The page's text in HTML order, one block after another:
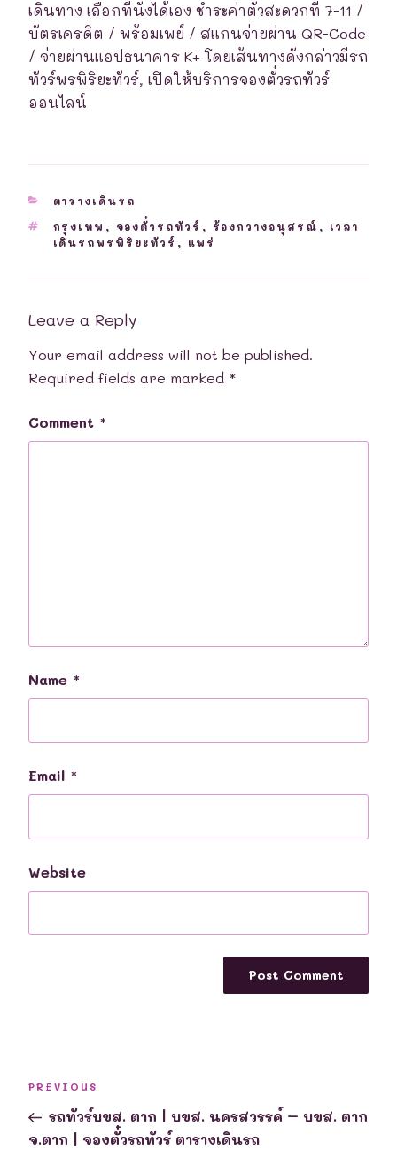
เดินทาง เลือกที่นั่งได้เอง ชำระค่าตั๋วสะดวกที่ 7-11 /
บัตรเครดิต / พร้อมเพย์ / สแกนจ่ายผ่าน QR-Code
/ จ่ายผ่านแอปธนาคาร K+ โดยเส้นทางดังกล่าวมีรถ
ทัวร์พรพิริยะทัวร์, เปิดให้บริการจองตั๋วรถทัวร์
ออนไลน์
CATEGORIES
ตารางเดินรถ
TAGS
กรุงเทพ , จองตั๋วรถทัวร์ , ร้องกวางอนุสรณ์ , เวลา
เดินรถพรพิริยะทัวร์ , แพร่
Leave a Reply
Your email address will not be published.
Required fields are marked *
Comment *
Name *
Email *
Website
Previous
Post
PREVIOUS
รถทัวร์บขส. ตาก | บขส. นครสวรรค์ – บขส. ตาก
จ.ตาก | จองตั๋วรถทัวร์ ตารางเดินรถ